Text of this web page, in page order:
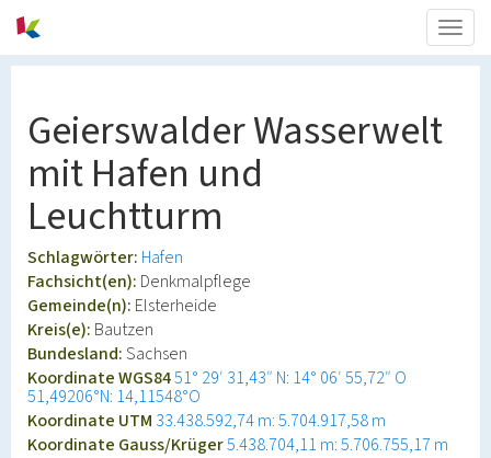
Geierswalder Wasserwelt
mit Hafen und
Leuchtturm
Schlagwörter: Hafen
Fachsicht(en): Denkmalpflege
Gemeinde(n): Elsterheide
Kreis(e): Bautzen
Bundesland:Sachsen
Koordinate WGS8451° 29′ 31,43″ N: 14° 06′ 55,72″ O
51,49206°N: 14,11548°O
Koordinate UTM 33.438.592,74 m: 5.704.917,58 m
Koordinate Gauss/Krüger5.438.704,11 m: 5.706.755,17 m